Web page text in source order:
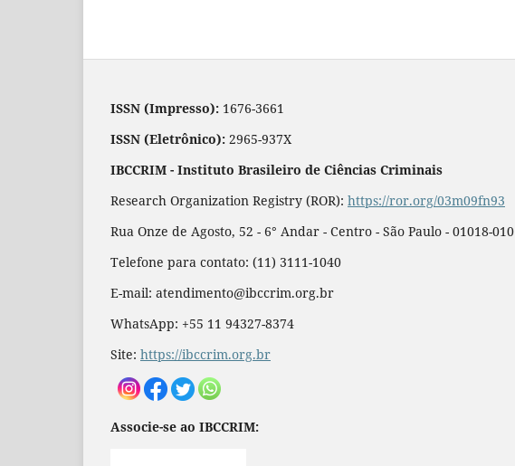
ISSN (Impresso): 1676-3661
ISSN (Eletrônico): 2965-937X
IBCCRIM - Instituto Brasileiro de Ciências Criminais
Research Organization Registry (ROR): https://ror.org/03m09fn93
Rua Onze de Agosto, 52 - 6° Andar - Centro - São Paulo - 01018-010
Telefone para contato: (11) 3111-1040
E-mail: atendimento@ibccrim.org.br
WhatsApp: +55 11 94327-8374
Site: https://ibccrim.org.br
Associe-se ao IBCCRIM: